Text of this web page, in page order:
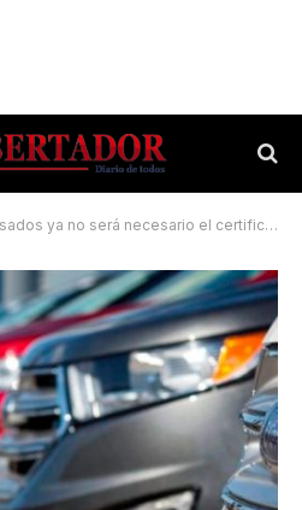
no será necesario el certificado de libre deuda